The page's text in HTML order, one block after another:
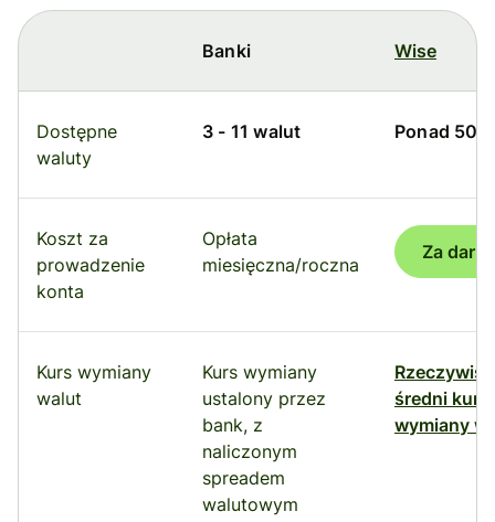
Banki Wise
Dostępne
waluty
3 - 11 walut Ponad 50
Koszt za
prowadzenie
konta
Opłata
miesięczna/roczna
Za
Kurs wymiany
walut
Kurs wymiany
ustalony przez
bank, z
naliczonym
spreadem
walutowym
średni kurs
wymiany